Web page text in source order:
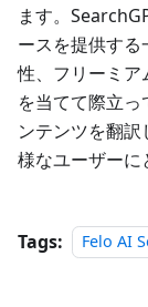
ます。
ースを提供す
性、フリーミア
を当てて際立
ンテンツを翻
様なユーザーに
Tags: Felo AI